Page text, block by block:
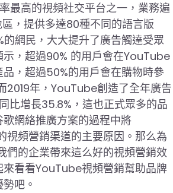
最高的視頻社交平台之一，業務遍
，提供多達80種不同的語言版
網民，大大提升了廣告觸達受眾
示，超過90% 的用戶會在YouTube
，超過50%的用戶會在購物時參
2019年，YouTube創造了全年廣告
比增長35.8%，這也正式眾多的品
網絡推廣方案的過程中將
視頻營銷渠道的主要原因。那么為
們的企業帶來這么好的視頻營銷效
來看看YouTube視頻營銷幫助品牌
吧。